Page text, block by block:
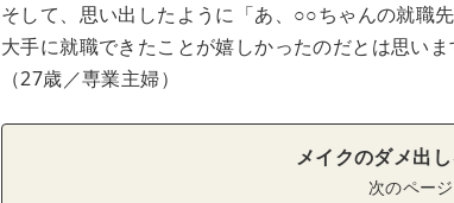
そして、思い出したように「あ、○○ちゃんの就職
大手に就職できたことが嬉しかったのだとは思いま
（27歳／専業主婦）
メイクのダメ出
次のペー